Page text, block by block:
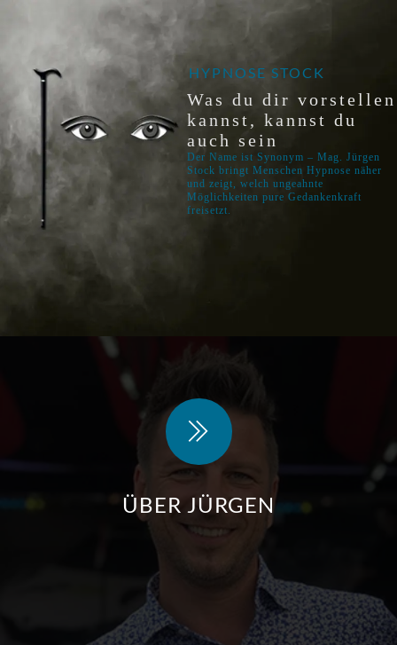
HYPNOSE STOCK
Was du dir vorstellen
kannst, kannst du
auch sein
Der Name ist Synonym – Mag. Jürgen
Stock bringt Menschen Hypnose näher
und zeigt, welch ungeahnte
Möglichkeiten pure Gedankenkraft
freisetzt.
ÜBER JÜRGEN